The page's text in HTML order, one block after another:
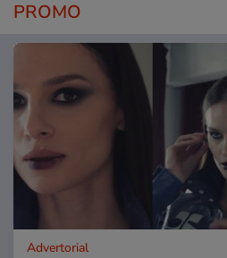
PROMO
Advertorial